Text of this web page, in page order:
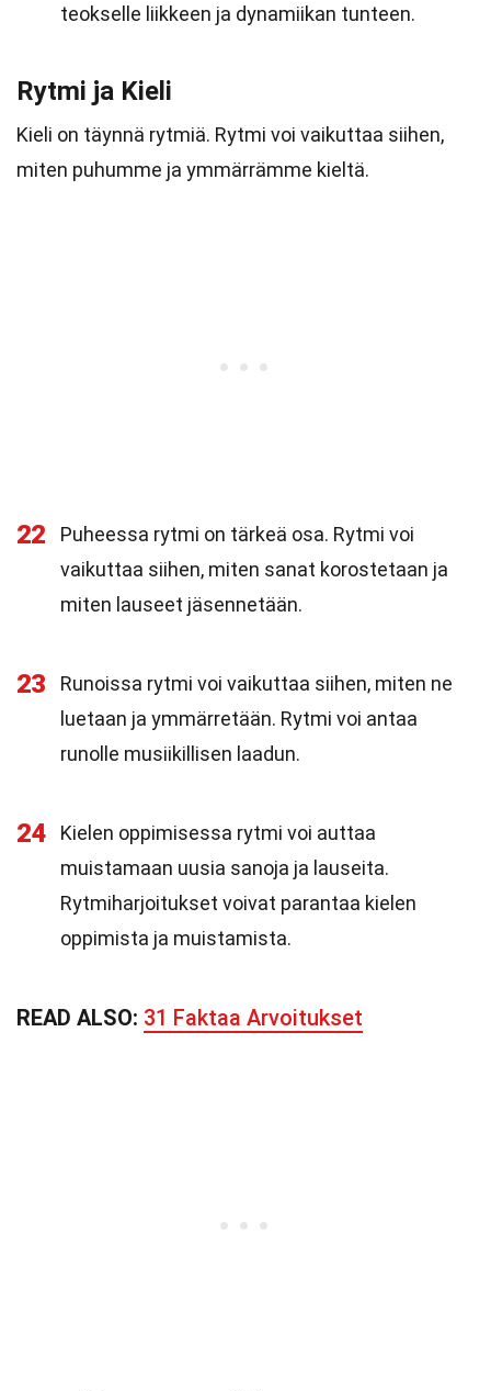
teokselle liikkeen ja dynamiikan tunteen.
Rytmi ja Kieli
Kieli on täynnä rytmiä. Rytmi voi vaikuttaa siihen,
miten puhumme ja ymmärrämme kieltä.
22
Puheessa rytmi on tärkeä osa. Rytmi voi
vaikuttaa siihen, miten sanat korostetaan ja
miten lauseet jäsennetään.
23
Runoissa rytmi voi vaikuttaa siihen, miten ne
luetaan ja ymmärretään. Rytmi voi antaa
runolle musiikillisen laadun.
24
Kielen oppimisessa rytmi voi auttaa
muistamaan uusia sanoja ja lauseita.
Rytmiharjoitukset voivat parantaa kielen
oppimista ja muistamista.
READ ALSO: 31 Faktaa Arvoitukset